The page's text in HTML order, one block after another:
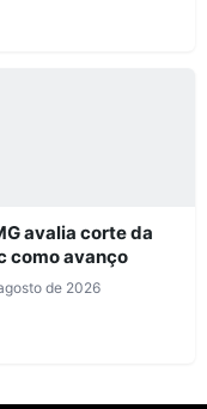
avalia corte da
como avanço
de 2026